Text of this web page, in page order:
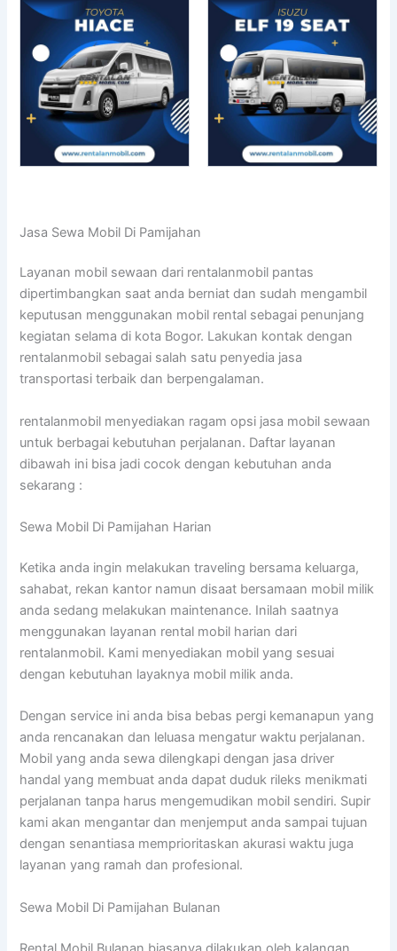
Jasa Sewa Mobil Di Pamijahan
Layanan mobil sewaan dari rentalanmobil pantas
dipertimbangkan saat anda berniat dan sudah mengambil
keputusan menggunakan mobil rental sebagai penunjang
kegiatan selama di kota Bogor. Lakukan kontak dengan
rentalanmobil sebagai salah satu penyedia jasa
transportasi terbaik dan berpengalaman.
rentalanmobil menyediakan ragam opsi jasa mobil sewaan
untuk berbagai kebutuhan perjalanan. Daftar layanan
dibawah ini bisa jadi cocok dengan kebutuhan anda
sekarang :
Sewa Mobil Di Pamijahan Harian
Ketika anda ingin melakukan traveling bersama keluarga,
sahabat, rekan kantor namun disaat bersamaan mobil milik
anda sedang melakukan maintenance. Inilah saatnya
menggunakan layanan rental mobil harian dari
rentalanmobil. Kami menyediakan mobil yang sesuai
dengan kebutuhan layaknya mobil milik anda.
Dengan service ini anda bisa bebas pergi kemanapun yang
anda rencanakan dan leluasa mengatur waktu perjalanan.
Mobil yang anda sewa dilengkapi dengan jasa driver
handal yang membuat anda dapat duduk rileks menikmati
perjalanan tanpa harus mengemudikan mobil sendiri. Supir
kami akan mengantar dan menjemput anda sampai tujuan
dengan senantiasa memprioritaskan akurasi waktu juga
layanan yang ramah dan profesional.
Sewa Mobil Di Pamijahan Bulanan